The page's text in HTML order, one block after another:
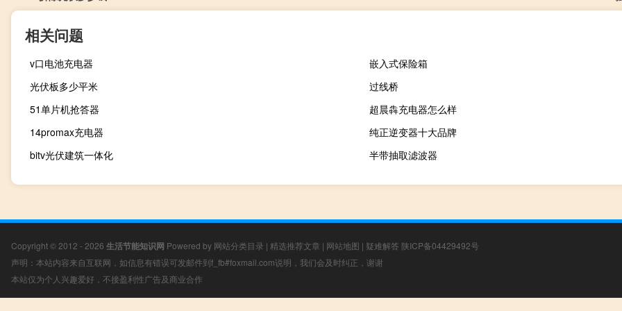
相关问题
v口电池充电器
嵌入式保险箱
光伏板多少平米
过线桥
51单片机抢答器
超晨犇充电器怎么样
14promax充电器
纯正逆变器十大品牌
bitv光伏建筑一体化
半带抽取滤波器
Copyright © 2012 - 2026 生活节能知识网 Powered by 网站分类目录 | 精选推荐文章 | 网站地图 | 疑难解答 陕ICP备04429492号
声明：本站内容来自互联网，如信息有错误可发邮件到f_fb#foxmail.com说明，我们会及时纠正，谢谢
本站仅为个人兴趣爱好，不接盈利性广告及商业合作